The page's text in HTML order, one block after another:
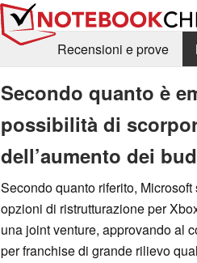
Recensioni e prove
Secondo quanto è
possibilità di
dell’aumento dei
Secondo quanto riferito,
opzioni di ristrutturazione per
una joint venture, approvando al
per franchise di grande rilievo